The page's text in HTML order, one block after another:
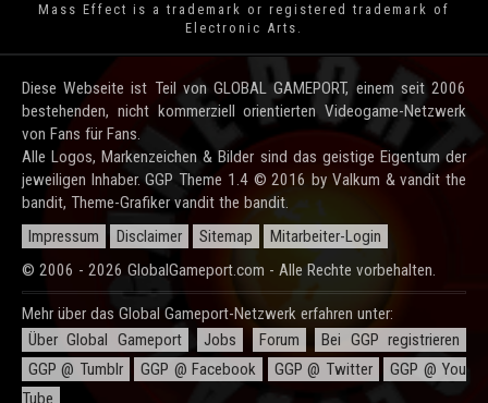
Mass Effect is a trademark or registered trademark of
Electronic Arts.
Diese Webseite ist Teil von GLOBAL GAMEPORT, einem seit 2006
bestehenden, nicht kommerziell orientierten Videogame-Netzwerk
von Fans für Fans.
Alle Logos, Markenzeichen & Bilder sind das geistige Eigentum der
jeweiligen Inhaber. GGP Theme 1.4 © 2016 by Valkum & vandit the
bandit, Theme-Grafiker vandit the bandit.
Impressum
Disclaimer Sitemap
Mitarbeiter-Login
© 2006 - 2026 GlobalGameport.com - Alle Rechte vorbehalten.
Mehr über das Global Gameport-Netzwerk erfahren unter:
Über Global Gameport
Jobs Forum
Bei GGP registrieren
GGP @ Tumblr
GGP @ Facebook GGP @ Twitter
GGP @ You
Tube